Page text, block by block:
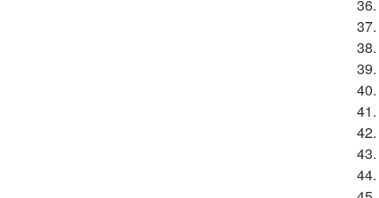
36.
37.
38.
39.
40.
41.
42.
43.
44.